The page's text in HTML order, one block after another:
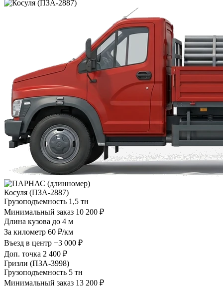
Косуля (ПЗА-2887)
Грузоподъемность 1,5 тн
Минимальный заказ 10 200 ₽
Длина кузова до 4 м
За километр 60 ₽/км
Въезд в центр +3 000 ₽
Доп. точка 2 400 ₽
Гризли (ПЗА-3998)
Грузоподъемность 5 тн
Минимальный заказ 13 200 ₽